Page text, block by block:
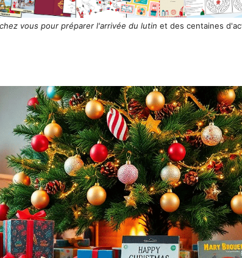
vous pour préparer l'arrivée du lutin et des centaines